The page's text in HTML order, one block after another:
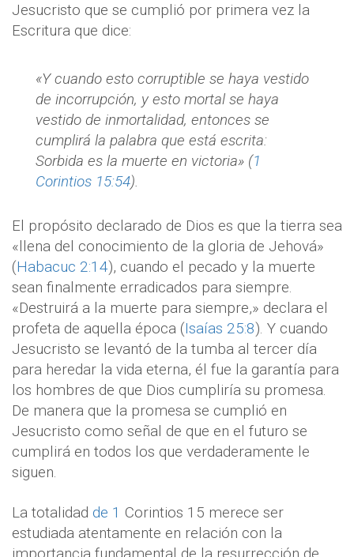
Jesucristo que se cumplió por primera vez la
Escritura que dice:
«Y cuando esto corruptible se haya vestido
de incorrupción, y esto mortal se haya
vestido de inmortalidad, entonces se
cumplirá la palabra que está escrita:
Sorbida es la muerte en victoria» (1
Corintios 15:54).
El propósito declarado de Dios es que la tierra sea
«llena del conocimiento de la gloria de Jehová»
(Habacuc 2:14), cuando el pecado y la muerte
sean finalmente erradicados para siempre.
«Destruirá a la muerte para siempre,» declara el
profeta de aquella época (Isaías 25:8). Y cuando
Jesucristo se levantó de la tumba al tercer día
para heredar la vida eterna, él fue la garantía para
los hombres de que Dios cumpliría su promesa.
De manera que la promesa se cumplió en
Jesucristo como señal de que en el futuro se
cumplirá en todos los que verdaderamente le
siguen.
La totalidad de 1 Corintios 15 merece ser
estudiada atentamente en relación con la